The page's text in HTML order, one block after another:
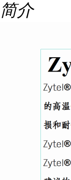
简介